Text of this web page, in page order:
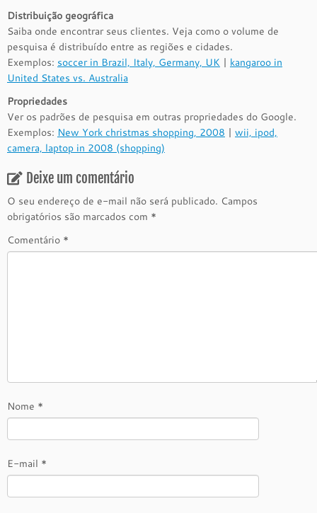
Distribuição geográfica
Saiba onde encontrar seus clientes. Veja como o volume de
pesquisa é distribuído entre as regiões e cidades.
Exemplos: soccer in Brazil, Italy, Germany, UK | kangaroo in
United States vs. Australia
Propriedades
Ver os padrões de pesquisa em outras propriedades do Google.
Exemplos: New York christmas shopping, 2008 | wii, ipod,
camera, laptop in 2008 (shopping)
Deixe um comentário
O seu endereço de e-mail não será publicado. Campos
obrigatórios são marcados com *
Comentário *
Nome *
E-mail *